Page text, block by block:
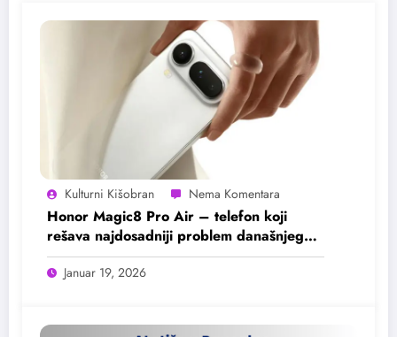
Kulturni Kišobran
Honor Magic8 Pro Air – telefon koji
rešava najdosadniji problem današnjeg
flagshipa: Bateriju!
Januar 19, 2026